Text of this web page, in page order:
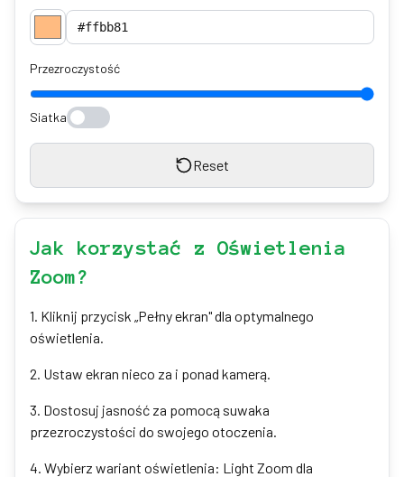
Przezroczystość
Siatka
Reset
Jak korzystać z Oświetlenia
Zoom?
1. Kliknij przycisk „Pełny ekran" dla optymalnego
oświetlenia.
2. Ustaw ekran nieco za i ponad kamerą.
3. Dostosuj jasność za pomocą suwaka
przezroczystości do swojego otoczenia.
4. Wybierz wariant oświetlenia: Light Zoom dla